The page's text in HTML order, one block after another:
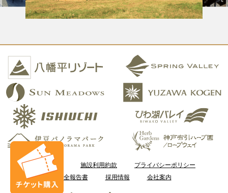
ご利用案内 施設利用約款
プライバシーポリシー
安全報告書
採用情報 会社案内